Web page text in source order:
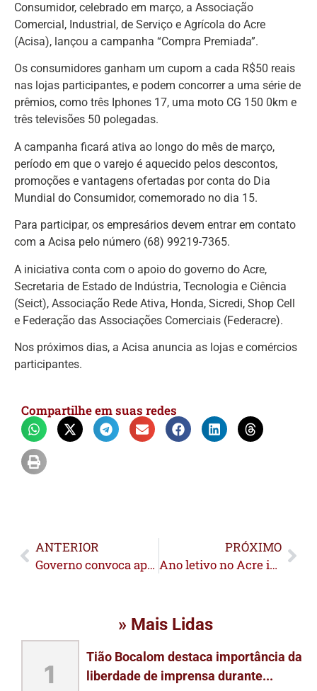
Consumidor, celebrado em março, a Associação
Comercial, Industrial, de Serviço e Agrícola do Acre
(Acisa), lançou a campanha “Compra Premiada”.
Os consumidores ganham um cupom a cada R$50 reais
nas lojas participantes, e podem concorrer a uma série de
prêmios, como três Iphones 17, uma moto CG 150 0km e
três televisões 50 polegadas.
A campanha ficará ativa ao longo do mês de março,
período em que o varejo é aquecido pelos descontos,
promoções e vantagens ofertadas por conta do Dia
Mundial do Consumidor, comemorado no dia 15.
Para participar, os empresários devem entrar em contato
com a Acisa pelo número (68) 99219-7365.
A iniciativa conta com o apoio do governo do Acre,
Secretaria de Estado de Indústria, Tecnologia e Ciência
(Seict), Associação Rede Ativa, Honda, Sicredi, Shop Cell
e Federação das Associações Comerciais (Federacre).
Nos próximos dias, a Acisa anuncia as lojas e comércios
participantes.
Compartilhe em suas redes
ANTERIOR
Governo convoca aprovados da Educação para posse nesta sexta-feira, 27
PRÓXIMO
Ano letivo no Acre inicia com 125 mil alunos em quase 600 escolas e expansão de ensino integral
» Mais Lidas
1
Tião Bocalom destaca importância da
liberdade de imprensa durante...